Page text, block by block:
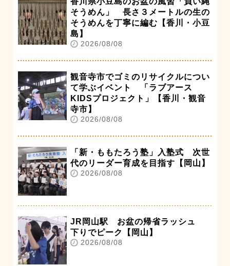
そうめん」 長さ３メートルの生の
そうめんを丁寧に編む【香川・小豆
島】
2026/08/08
観音寺市でゴミのリサイクルについ
て学ぶイベント 「ラブアース
KIDSプロジェクト」【香川・観音
寺市】
2026/08/08
「新・ももたろう塾」入塾式 次世
代のリーダー育成を目指す【岡山】
2026/08/08
JR岡山駅 お盆の帰省ラッシュ
下りでピーク【岡山】
2026/08/08